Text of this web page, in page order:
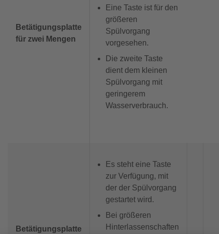
Betätigungsplatte
für zwei Mengen
Eine Taste ist für den
größeren
Spülvorgang
vorgesehen.
Die zweite Taste
dient dem kleinen
Spülvorgang mit
geringerem
Wasserverbrauch.
Betätigungsplatte
Es steht eine Taste
zur Verfügung, mit
der der Spülvorgang
gestartet wird.
Bei größeren
Hinterlassenschaften